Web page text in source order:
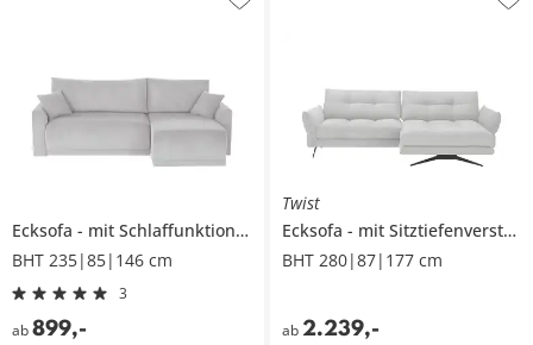
Ecksofa mit Schlaffunktion
Malyn
BHT 235|85|146 cm
3
ab899,-
Twist
Ecksofa
mit Sitztiefenverstellung
BHT 280|87|177 cm
ab 2.239,-